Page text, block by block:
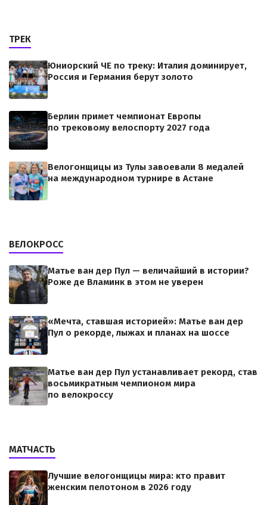
ТРЕК
Юниорский ЧЕ по треку: Италия доминирует,
Россия и Германия берут золото
Берлин примет чемпионат Европы
по трековому велоспорту 2027 года
Велогонщицы из Тулы завоевали 8 медалей
на международном турнире в Астане
ВЕЛОКРОСС
Матье ван дер Пул — величайший в истории?
Роже де Вламинк в этом не уверен
«Мечта, ставшая историей»: Матье ван дер
Пул о рекорде, лыжах и планах на шоссе
Матье ван дер Пул устанавливает рекорд, став
восьмикратным чемпионом мира
по велокроссу
МАТЧАСТЬ
Лучшие велогонщицы мира: кто правит
женским пелотоном в 2026 году